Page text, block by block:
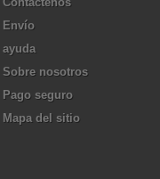
Envío
ayuda
Sobre nosotros
Pago seguro
Mapa del sitio